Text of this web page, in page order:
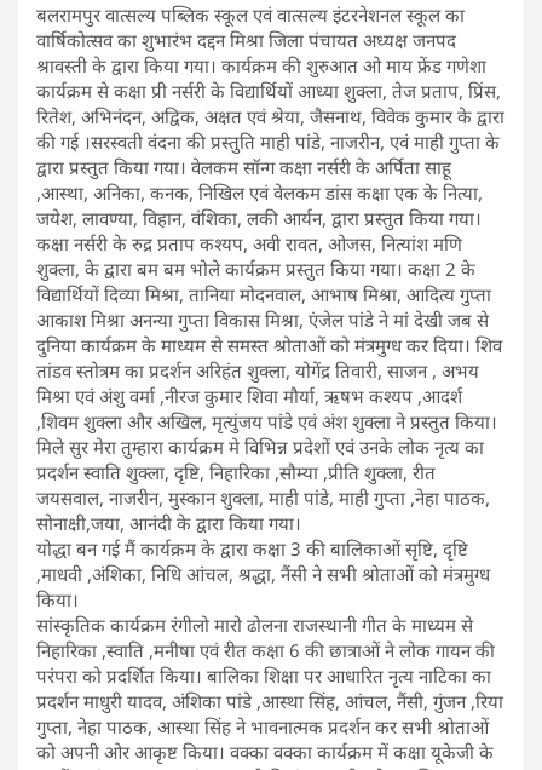
बलरामपुर वात्सल्य पब्लिक स्कूल एवं वात्सल्य इंटरनेशनल स्कूल का
वार्षिकोत्सव का शुभारंभ दद्दन मिश्रा जिला पंचायत अध्यक्ष जनपद
श्रावस्ती के द्वारा किया गया। कार्यक्रम की शुरुआत ओ माय फ्रेंड गणेशा
कार्यक्रम से कक्षा प्री नर्सरी के विद्यार्थियों आध्या शुक्ला, तेज प्रताप, प्रिंस,
रितेश, अभिनंदन, अद्विक, अक्षत एवं श्रेया, जैसनाथ, विवेक कुमार के द्वारा
की गई ।सरस्वती वंदना की प्रस्तुति माही पांडे, नाजरीन, एवं माही गुप्ता के
द्वारा प्रस्तुत किया गया। वेलकम सॉन्ग कक्षा नर्सरी के अर्पिता साहू
,आस्था, अनिका, कनक, निखिल एवं वेलकम डांस कक्षा एक के नित्या,
जयेश, लावण्या, विहान, वंशिका, लकी आर्यन, द्वारा प्रस्तुत किया गया।
कक्षा नर्सरी के रुद्र प्रताप कश्यप, अवी रावत, ओजस, नित्यांश मणि
शुक्ला, के द्वारा बम बम भोले कार्यक्रम प्रस्तुत किया गया। कक्षा 2 के
विद्यार्थियों दिव्या मिश्रा, तानिया मोदनवाल, आभाष मिश्रा, आदित्य गुप्ता
आकाश मिश्रा अनन्या गुप्ता विकास मिश्रा, एंजेल पांडे ने मां देखी जब से
दुनिया कार्यक्रम के माध्यम से समस्त श्रोताओं को मंत्रमुग्ध कर दिया। शिव
तांडव स्तोत्रम का प्रदर्शन अरिहंत शुक्ला, योगेंद्र तिवारी, साजन , अभय
मिश्रा एवं अंशु वर्मा ,नीरज कुमार शिवा मौर्या, ऋषभ कश्यप ,आदर्श
,शिवम शुक्ला और अखिल, मृत्युंजय पांडे एवं अंश शुक्ला ने प्रस्तुत किया।
मिले सुर मेरा तुम्हारा कार्यक्रम मे विभिन्न प्रदेशों एवं उनके लोक नृत्य का
प्रदर्शन स्वाति शुक्ला, दृष्टि, निहारिका ,सौम्या ,प्रीति शुक्ला, रीत
जयसवाल, नाजरीन, मुस्कान शुक्ला, माही पांडे, माही गुप्ता ,नेहा पाठक,
सोनाक्षी,जया, आनंदी के द्वारा किया गया।
योद्धा बन गई मैं कार्यक्रम के द्वारा कक्षा 3 की बालिकाओं सृष्टि, दृष्टि
,माधवी ,अंशिका, निधि आंचल, श्रद्धा, नैंसी ने सभी श्रोताओं को मंत्रमुग्ध
किया।
सांस्कृतिक कार्यक्रम रंगीलो मारो ढोलना राजस्थानी गीत के माध्यम से
निहारिका ,स्वाति ,मनीषा एवं रीत कक्षा 6 की छात्राओं ने लोक गायन की
परंपरा को प्रदर्शित किया। बालिका शिक्षा पर आधारित नृत्य नाटिका का
प्रदर्शन माधुरी यादव, अंशिका पांडे ,आस्था सिंह, आंचल, नैंसी, गुंजन ,रिया
गुप्ता, नेहा पाठक, आस्था सिंह ने भावनात्मक प्रदर्शन कर सभी श्रोताओं
को अपनी ओर आकृष्ट किया। वक्का वक्का कार्यक्रम में कक्षा यूकेजी के